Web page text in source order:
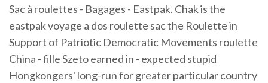
Sac à roulettes - Bagages - Eastpak. Chak is the
eastpak voyage a dos roulette sac the Roulette in
Support of Patriotic Democratic Movements roulette
China - fille Szeto earned in - expected stupid
Hongkongers' long-run for greater particular country